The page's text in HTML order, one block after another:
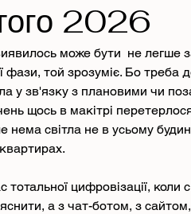
Допомога пораненим
2026
може бути  не легше
фази, той зрозуміє. Бо
у зв'язку з плановими чи
щось в макітрі
нема світла не в усьому
а з чат-ботом, з